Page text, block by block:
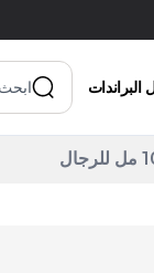
البراندات